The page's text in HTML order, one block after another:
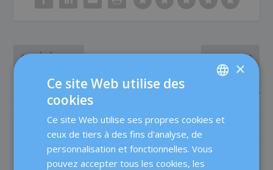
PRÉCÉDENT
Et si la ménopause apparaît
avant l’heure… ?
SUIVANT
Quel est le meilleur
moment pour être mère ?
À PROPOS DE L'AUTEUR CATALÀ
×
Ce site Web utilise des
cookies
Ce site Web utilise ses propres cookies et
ceux de tiers à des fins d'analyse, de
personnalisation et fonctionnelles. Vous
pouvez accepter tous les cookies, les